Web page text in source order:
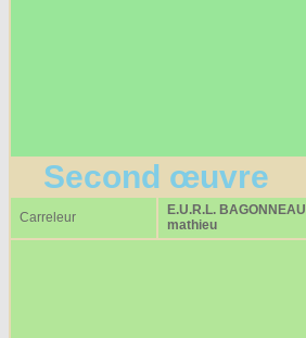
Second œuvre
Carreleur
E.U.R.L. BAGONNEAU
mathieu